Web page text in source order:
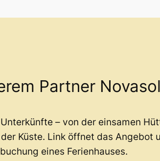
Partner
– von der einsamen
Küste. Link öffnet das Angebot
eines Ferienhauses.